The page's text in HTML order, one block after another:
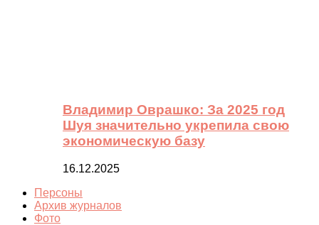
Владимир Оврашко: За 2025 год
Шуя значительно укрепила свою
экономическую базу
16.12.2025
Персоны
Архив журналов
Фото